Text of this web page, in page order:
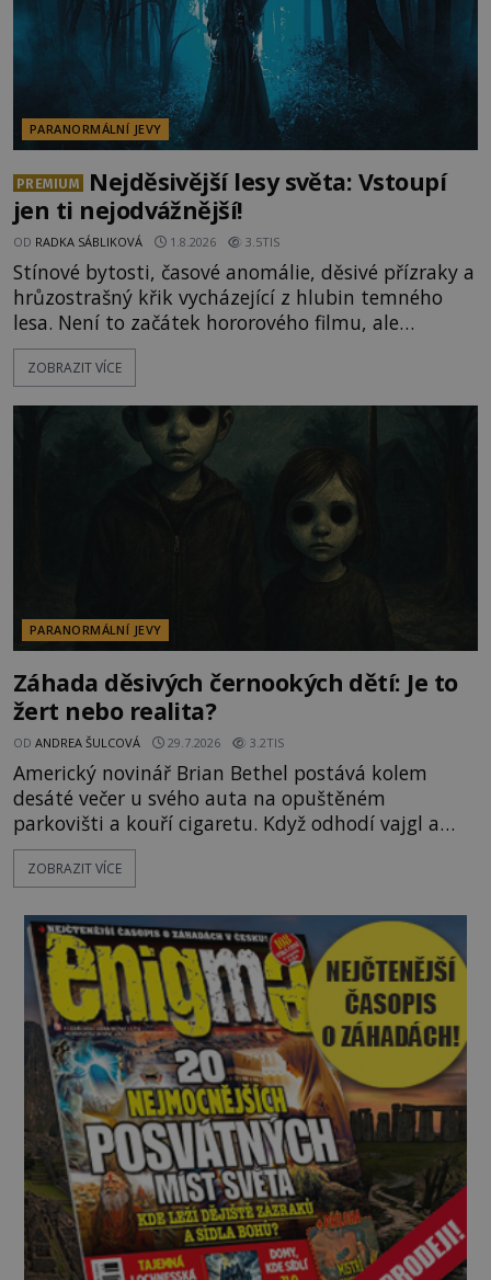
PARANORMÁLNÍ JEVY
PREMIUM
Nejděsivější lesy světa: Vstoupí
jen ti nejodvážnější!
OD RADKA SÁBLIKOVÁ 1.8.2026 3.5TIS
Stínové bytosti, časové anomálie, děsivé přízraky a
hrůzostrašný křik vycházející z hlubin temného
lesa. Není to začátek hororového filmu, ale
události, které popisují návštěvníci lesů, které jsou
označovány jako nejděsivější na světě. Lidé bydlící
vyhýbají! Už jste o těchto lesích slyšeli? A odvážili
byste se je navštívit? [gallery ids="17
ZOBRAZIT VÍCE
PARANORMÁLNÍ JEVY
Záhada děsivých černookých dětí: Je to
žert nebo realita?
OD ANDREA ŠULCOVÁ 29.7.2026 3.2TIS
Americký novinář Brian Bethel postává kolem
desáté večer u svého auta na opuštěném
parkovišti a kouří cigaretu. Když odhodí vajgl a
chystá se nastoupit do auta, přijdou k němu dva
mladí chlapci, kterým může být okolo 14 let.
pouhých několik minut od tohoto parkoviště,“
zeptá se suverénně jeden z nich. P
ZOBRAZIT VÍCE